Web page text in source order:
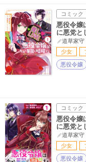
コミック
悪役令嬢
に悪党と
道草家守
少女
悪役令嬢
コミック
悪役令嬢
に悪党と
道草家守
少女
悪役令嬢